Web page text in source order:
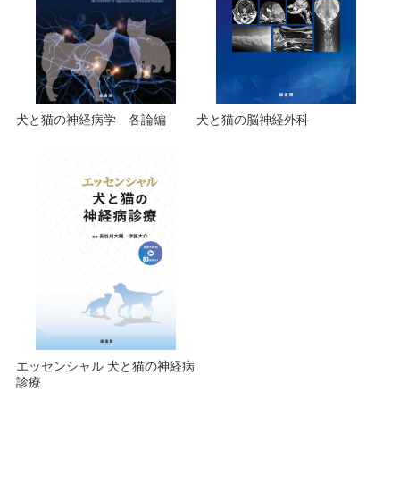
犬と猫の神経病学 各論編 犬と猫の脳神経外科
エッセンシャル 犬と猫の神経病
診療